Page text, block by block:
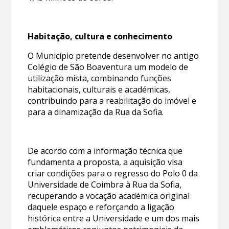
Habitação, cultura e conhecimento
O Município pretende desenvolver no antigo
Colégio de São Boaventura um modelo de
utilização mista, combinando funções
habitacionais, culturais e académicas,
contribuindo para a reabilitação do imóvel e
para a dinamização da Rua da Sofia.
De acordo com a informação técnica que
fundamenta a proposta, a aquisição visa
criar condições para o regresso do Polo 0 da
Universidade de Coimbra à Rua da Sofia,
recuperando a vocação académica original
daquele espaço e reforçando a ligação
histórica entre a Universidade e um dos mais